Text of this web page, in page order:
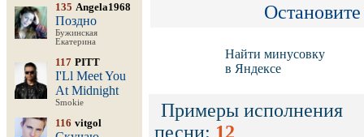
135 Angela1968
Поздно
Бужинская
Екатерина
117 PITT
I'Ll Meet You
At Midnight
Smokie
116 vitgol
Найти минусовку
в Яндексе
Примеры исполнения
песни: 12